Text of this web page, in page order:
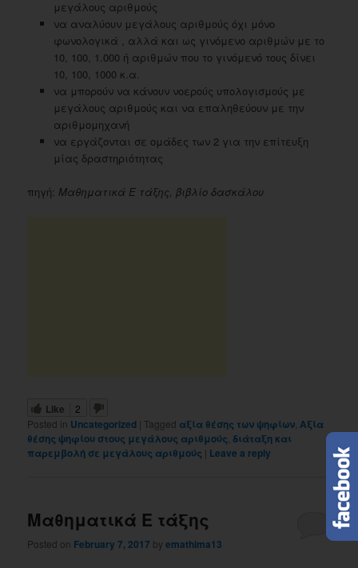
μεγάλους αριθμούς
να αναλύουν μεγάλους αριθμούς όχι μόνο
φωνολογικά , αλλά και ως γινόμενο αριθμών με το
10, 100, 1.000 ή αριθμών που το γινόμενό τους δίνει
10, 100, 1000 κ.α.
να μπορούν να κάνουν νοερούς υπολογισμούς με
μεγάλους αριθμούς και να επαληθεύουν με την
αριθμομηχανή
να εργάζονται σε ομάδες των 2 για την επίτευξη
μίας δραστηριότητας
πηγή:Μαθηματικά Ε τάξης, βιβλίο δασκάλου
Like
2
Posted in Uncategorized | Tagged αξία θέσης των ψηφίων Αξία
θέσης ψηφίου στους μεγάλους αριθμούς ,διάταξη και
παρεμβολή σε μεγάλους αριθμούς | Leave a reply
Μαθηματικά Ε τάξης
Posted on February 7, 2017 byemathima13